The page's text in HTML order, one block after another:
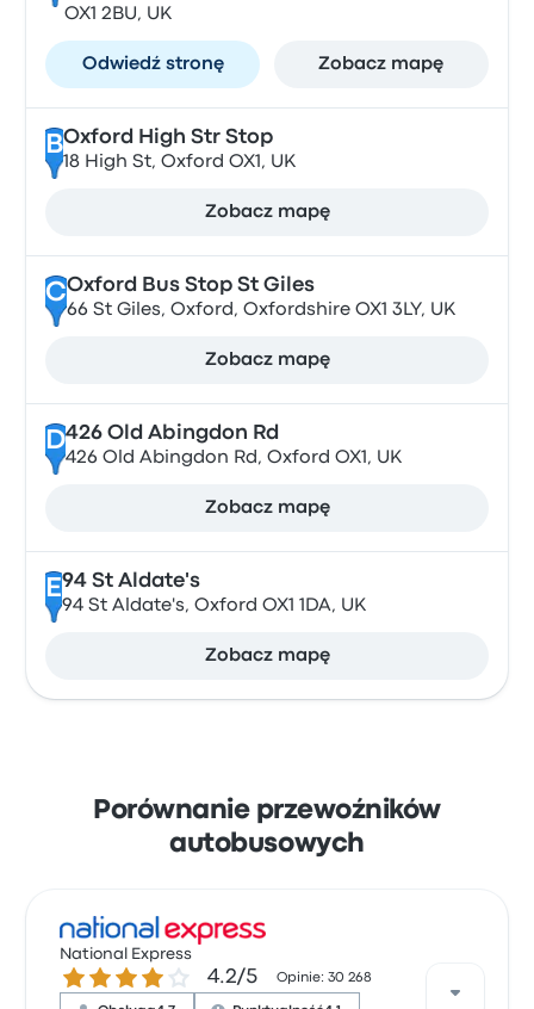
OX1 2BU, UK
Odwiedź stronę Zobacz mapę
BOxford High Str Stop
18 High St, Oxford OX1, UK
Zobacz mapę
COxford Bus Stop St Giles
66 St Giles, Oxford, Oxfordshire OX1 3LY, UK
Zobacz mapę
D426 Old Abingdon Rd
426 Old Abingdon Rd, Oxford OX1, UK
Zobacz mapę
E94 St Aldate's
94 St Aldate's, Oxford OX1 1DA, UK
Zobacz mapę
Porównanie przewoźników
autobusowych
National Express
4.2 gwiazdek w skali do 5
4.2/5 Opinie: 30 268